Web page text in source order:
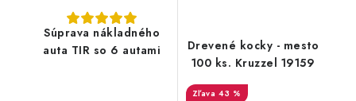
Súprava nákladného
auta TIR so 6 autami
Drevené kocky - mesto
100 ks. Kruzzel 19159
43 %